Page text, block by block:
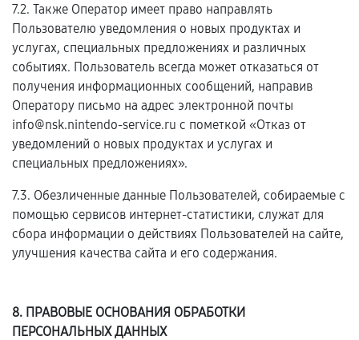
7.2. Также Оператор имеет право направлять
Пользователю уведомления о новых продуктах и
услугах, специальных предложениях и различных
событиях. Пользователь всегда может отказаться от
получения информационных сообщений, направив
Оператору письмо на адрес электронной почты
info@nsk.nintendo-service.ru с пометкой «Отказ от
уведомлений о новых продуктах и услугах и
специальных предложениях».
7.3. Обезличенные данные Пользователей, собираемые с
помощью сервисов интернет-статистики, служат для
сбора информации о действиях Пользователей на сайте,
улучшения качества сайта и его содержания.
8. ПРАВОВЫЕ ОСНОВАНИЯ ОБРАБОТКИ
ПЕРСОНАЛЬНЫХ ДАННЫХ